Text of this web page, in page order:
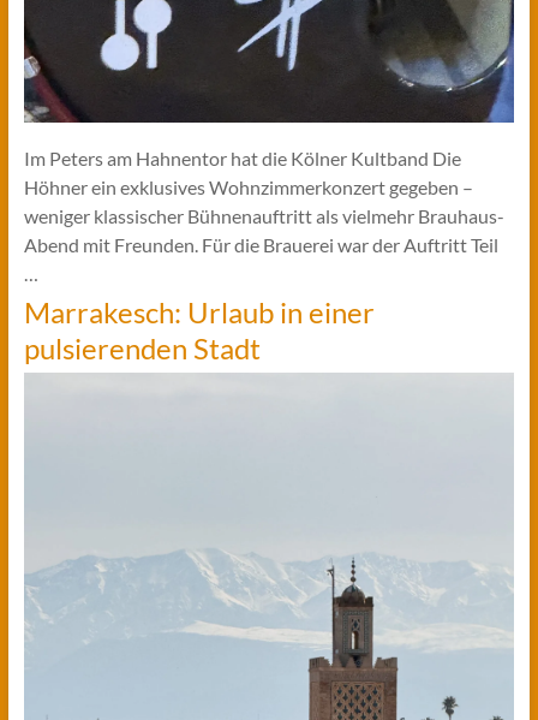
Im Peters am Hahnentor hat die Kölner Kultband Die
Höhner ein exklusives Wohnzimmerkonzert gegeben –
weniger klassischer Bühnenauftritt als vielmehr Brauhaus-
Abend mit Freunden. Für die Brauerei war der Auftritt Teil
…
Marrakesch: Urlaub in einer
pulsierenden Stadt